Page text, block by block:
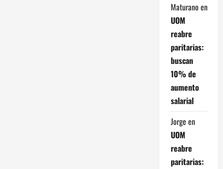
Maturano en
UOM
reabre
paritarias:
buscan
10% de
aumento
salarial
Jorge en
UOM
reabre
paritarias: